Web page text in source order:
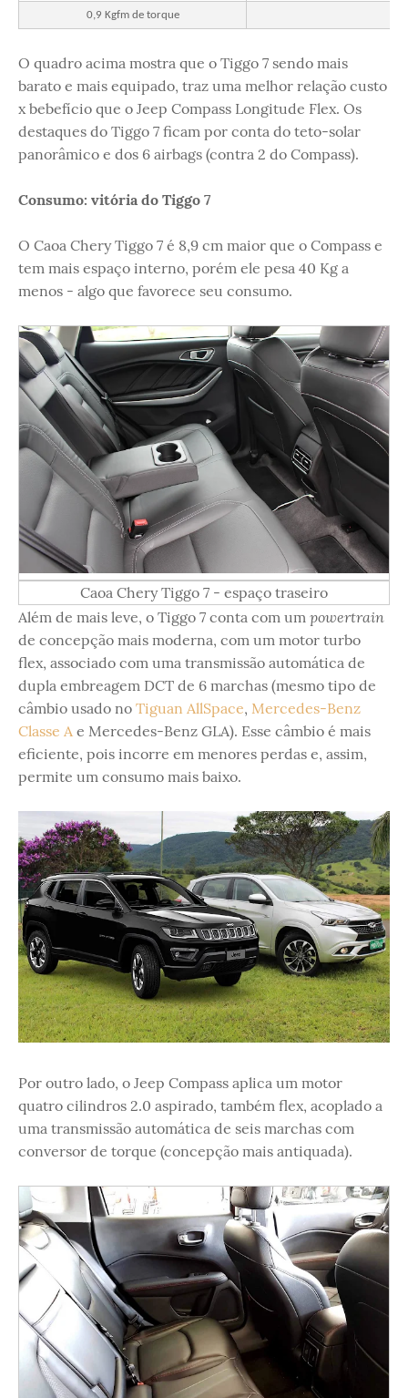
0,9 Kgfm de torque
O quadro acima mostra que o Tiggo 7 sendo mais
barato e mais equipado, traz uma melhor relação custo
x bebefício que o Jeep Compass Longitude Flex. Os
destaques do Tiggo 7 ficam por conta do teto-solar
panorâmico e dos 6 airbags (contra 2 do Compass).
Consumo: vitória do Tiggo 7
O Caoa Chery Tiggo 7 é 8,9 cm maior que o Compass e
tem mais espaço interno, porém ele pesa 40 Kg a
menos - algo que favorece seu consumo.
Caoa Chery Tiggo 7 - espaço traseiro
Além de mais leve, o Tiggo 7 conta com um powertrain
de concepção mais moderna, com um motor turbo
flex, associado com uma transmissão automática de
dupla embreagem DCT de 6 marchas (mesmo tipo de
câmbio usado no Tiguan AllSpace, Mercedes-Benz
Classe A e Mercedes-Benz GLA). Esse câmbio é mais
eficiente, pois incorre em menores perdas e, assim,
permite um consumo mais baixo.
Por outro lado, o Jeep Compass aplica um motor
quatro cilindros 2.0 aspirado, também flex, acoplado a
uma transmissão automática de seis marchas com
conversor de torque (concepção mais antiquada).